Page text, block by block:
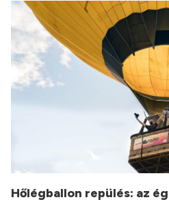
Hőlégballon repülés: az